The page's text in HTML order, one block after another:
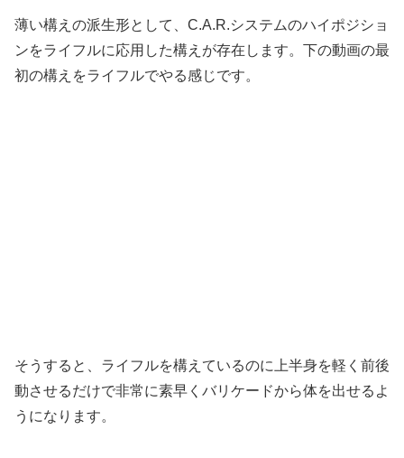
薄い構えの派生形として、C.A.R.システムのハイポジショ
ンをライフルに応用した構えが存在します。下の動画の最
初の構えをライフルでやる感じです。
そうすると、ライフルを構えているのに上半身を軽く前後
動させるだけで非常に素早くバリケードから体を出せるよ
うになります。